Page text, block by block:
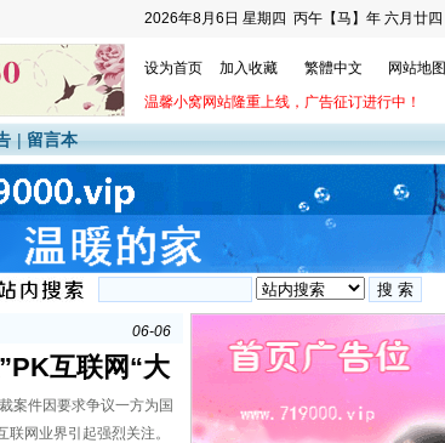
2026年8月6日 星期四 丙午【马】年 六月廿四
设为首页 加入收藏 繁體中文
网站地图
温馨小窝网站隆重上线，广告征订进行中！
|留言本
08-30
06-06
08-30
08-30
06-06
08-30
06-06
互联网“大
件因要求争议一方为国
网业界引起强烈关注。